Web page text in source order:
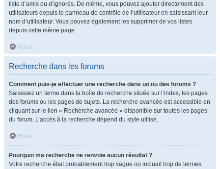
liste d’amis ou d’ignorés. De même, vous pouvez ajouter directement des
utilisateurs depuis le panneau de contrôle de l’utilisateur en saisissant leur
nom d’utilisateur. Vous pouvez également les supprimer de vos listes
depuis cette même page.
Haut
Recherche dans les forums
Comment puis-je effectuer une recherche dans un ou des forums ?
Saisissez un terme dans la boîte de recherche située sur l’index, les pages
des forums ou les pages de sujets. La recherche avancée est accessible en
cliquant sur le lien « Recherche avancée » disponible sur toutes les pages
du forum. L’accès à la recherche dépend du style utilisé.
Haut
Pourquoi ma recherche ne renvoie aucun résultat ?
Votre recherche était probablement trop vague ou incluait trop de termes